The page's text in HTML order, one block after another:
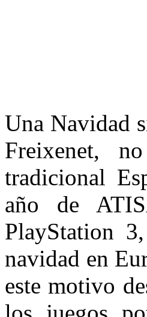
Una Navidad
Freixenet,
tradicional
año de
PlayStation
navidad en
este motivo